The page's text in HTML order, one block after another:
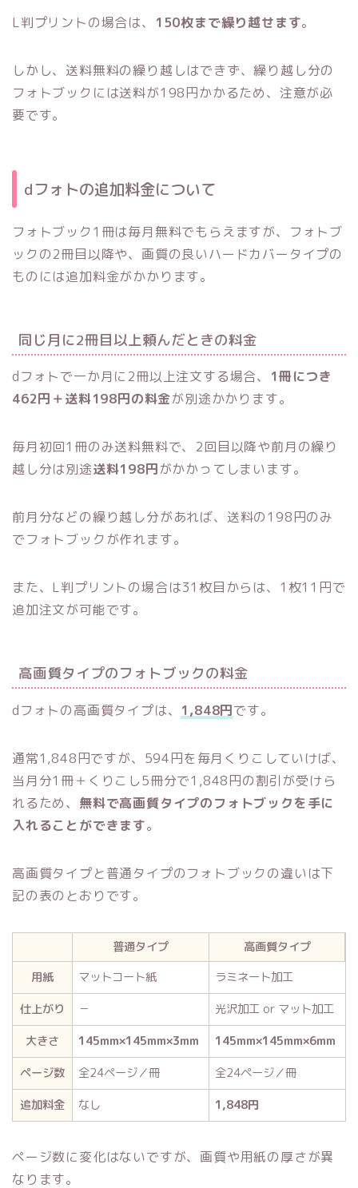
L判プリントの場合は、 150枚まで繰り越せます。
しかし、送料無料の繰り越しはできず、繰り越し分の
フォトブックには送料が198円かかるため、注意が必
要です。
dフォトの追加料金について
フォトブック1冊は毎月無料でもらえますが、フォトブ
ックの2冊目以降や、画質の良いハードカバータイプの
ものには追加料金がかかります。
同じ月に2冊目以上頼んだときの料金
dフォトで一か月に2冊以上注文する場合、 1冊につき
462円＋送料198円の料金が別途かかります。
毎月初回1冊のみ送料無料で、2回目以降や前月の繰り
越し分は別途送料198円がかかってしまいます。
前月分などの繰り越し分があれば、送料の198円のみ
でフォトブックが作れます。
また、L判プリントの場合は31枚目からは、1枚11円で
追加注文が可能です。
高画質タイプのフォトブックの料金
dフォトの高画質タイプは、 1,848円です。
通常1,848円ですが、594円を毎月くりこしていけば、
当月分1冊＋くりこし5冊分で1,848円の割引が受けら
れるため、 無料で高画質タイプのフォトブックを手に
入れることができます。
高画質タイプと普通タイプのフォトブックの違いは下
記の表のとおりです。
普通タイプ
高画質タイプ
用紙
マットコート紙
ラミネート加工
仕上がり
－
光沢加工 or マット加工
大きさ
145mm×145mm×3mm
145mm×145mm×6mm
ページ数
全24ページ／冊
全24ページ／冊
追加料金
なし 1,848円
ページ数に変化はないですが、画質や用紙の厚さが異
なります。